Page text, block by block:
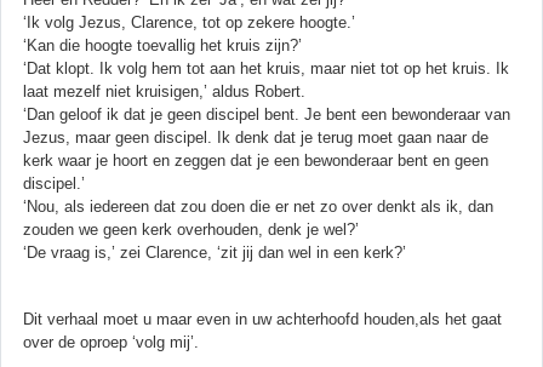
‘Ik volg Jezus, Clarence, tot op zekere hoogte.’
‘Kan die hoogte toevallig het kruis zijn?’
‘Dat klopt. Ik volg hem tot aan het kruis, maar niet tot op het kruis. Ik
laat mezelf niet kruisigen,’ aldus Robert.
‘Dan geloof ik dat je geen discipel bent. Je bent een bewonderaar van
Jezus, maar geen discipel. Ik denk dat je terug moet gaan naar de
kerk waar je hoort en zeggen dat je een bewonderaar bent en geen
discipel.’
‘Nou, als iedereen dat zou doen die er net zo over denkt als ik, dan
zouden we geen kerk overhouden, denk je wel?’
‘De vraag is,’ zei Clarence, ‘zit jij dan wel in een kerk?’
Dit verhaal moet u maar even in uw achterhoofd houden,als het gaat
over de oproep ‘volg mij’.